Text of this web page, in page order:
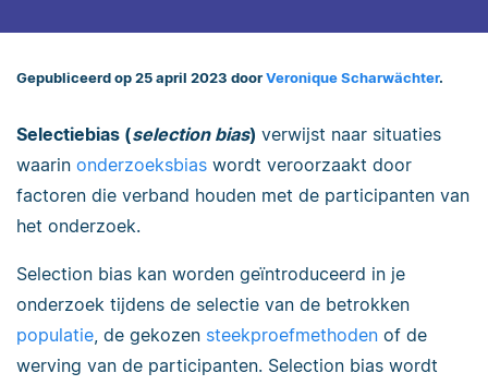
Gepubliceerd op 25 april 2023 door Veronique Scharwächter.
Selectiebias (selection bias) verwijst naar situaties
waarin onderzoeksbias wordt veroorzaakt door
factoren die verband houden met de participanten van
het onderzoek.
Selection bias kan worden geïntroduceerd in je
onderzoek tijdens de selectie van de betrokken
populatie , de gekozen steekproefmethoden of de
werving van de participanten. Selection bias wordt